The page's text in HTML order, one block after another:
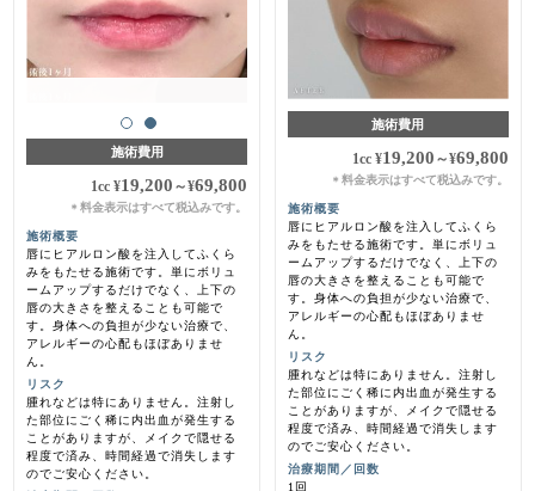
施術費用
1cc¥19,200 ～¥69,800
＊料金表示はすべて税込みです。
施術概要
唇にヒアルロン酸を注入してふくら
みをもたせる施術です。単にボリュ
ームアップするだけでなく、上下の
唇の大きさを整えることも可能で
す。身体への負担が少ない治療で、
アレルギーの心配もほぼありませ
ん。
リスク
腫れなどは特にありません。注射し
た部位にごく稀に内出血が発生する
ことがありますが、メイクで隠せる
程度で済み、時間経過で消失します
のでご安心ください。
施術費用
1cc ¥19,200 ～¥69,800
＊ 料金表示はすべて税込みです。
施術概要
唇にヒアルロン酸を注入してふくら
みをもたせる施術です。単にボリュ
ームアップするだけでなく、上下の
唇の大きさを整えることも可能で
す。身体への負担が少ない治療で、
アレルギーの心配もほぼありませ
ん。
リスク
腫れなどは特にありません。注射し
た部位にごく稀に内出血が発生する
ことがありますが、メイクで隠せる
程度で済み、時間経過で消失します
のでご安心ください。
治療期間／回数
1回